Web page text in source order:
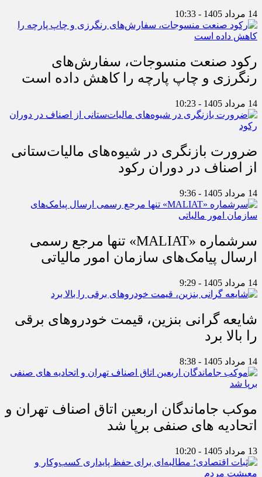
14 مرداد 1405 - 10:33
رکود صنعت منسوجات، سفارش‌های
رنگرزی و چاپ پارچه را کاهش داده است
14 مرداد 1405 - 10:23
ضرورت بازنگری در شیوه‌های مالیات‌ستانی
از اصناف در دوران رکود
14 مرداد 1405 - 9:36
سرشماره «MALIAT» تنها مرجع رسمی
ارسال پیامک‌های سازمان امور مالیاتی
14 مرداد 1405 - 9:29
شایعه گرانی بنزین، قیمت خودروهای برقی
را بالا برد
14 مرداد 1405 - 8:38
موکب جاماندگان اربعین اتاق اصناف تهران و
اتحادیه های صنفی برپا شد
13 مرداد 1405 - 10:20